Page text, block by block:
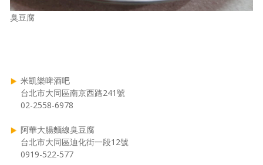
臭豆腐
米凱樂啤酒吧
台北市大同區南京西路241號
02-2558-6978
阿華大腸麵線臭豆腐
台北市大同區迪化街一段12號
0919-522-577